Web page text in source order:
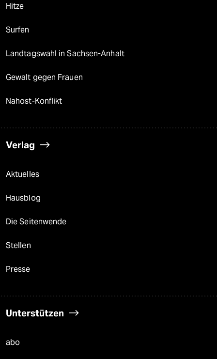
Hitze
Surfen
Landtagswahl in Sachsen-Anhalt
Gewalt gegen Frauen
Nahost-Konflikt
Verlag
Aktuelles
Hausblog
Die Seitenwende
Stellen
Presse
Unterstützen
abo